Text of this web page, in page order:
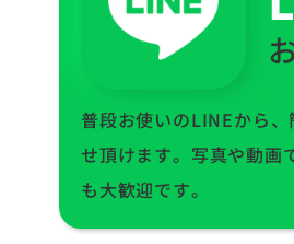
普段お使いのLINEから
せ頂けます。写真や動画
も大歓迎です。